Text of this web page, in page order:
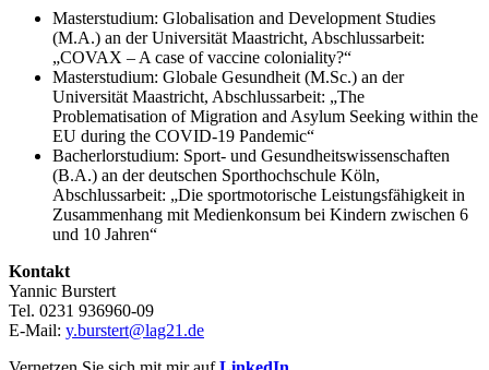
Masterstudium: Globalisation and Development Studies
(M.A.) an der Universität Maastricht, Abschlussarbeit:
„COVAX – A case of vaccine coloniality?“
Masterstudium: Globale Gesundheit (M.Sc.) an der
Universität Maastricht, Abschlussarbeit: „The
Problematisation of Migration and Asylum Seeking within the
EU during the COVID-19 Pandemic“
Bacherlorstudium: Sport- und Gesundheitswissenschaften
(B.A.) an der deutschen Sporthochschule Köln,
Abschlussarbeit: „Die sportmotorische Leistungsfähigkeit in
Zusammenhang mit Medienkonsum bei Kindern zwischen 6
und 10 Jahren“
Kontakt
Yannic Burstert
Tel. 0231 936960-09
E-Mail: y.burstert@lag21.de